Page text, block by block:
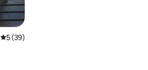
Povprečna ocena: 5 od 5, št. mnenj: 39
5 (39)